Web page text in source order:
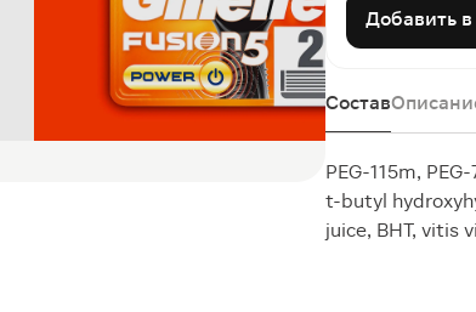
Добавить
Состав
PEG-115m,
t-butyl
juice, BHT, vitis